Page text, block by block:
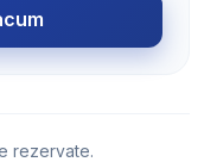
rezervate.